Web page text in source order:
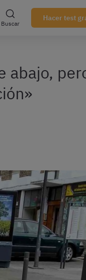
Buscar
Hacer test
abajo,